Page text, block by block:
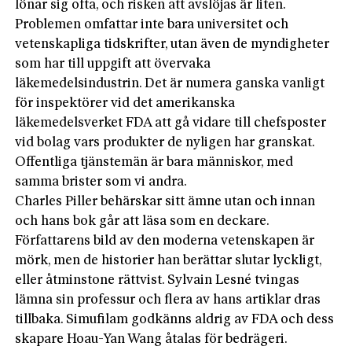
lönar sig ofta, och risken att avslöjas är liten.
Problemen omfattar inte bara universitet och
vetenskapliga tidskrifter, utan även de myndigheter
som har till uppgift att övervaka
läkemedelsindustrin. Det är numera ganska vanligt
för inspektörer vid det amerikanska
läkemedelsverket FDA att gå vidare till chefsposter
vid bolag vars produkter de nyligen har granskat.
Offentliga tjänstemän är bara människor, med
samma brister som vi andra.
Charles Piller behärskar sitt ämne utan och innan
och hans bok går att läsa som en deckare.
Författarens bild av den moderna vetenskapen är
mörk, men de ­historier han berättar slutar lyckligt,
eller åtminstone rättvist. Sylvain Lesné tvingas
lämna sin professur och flera av hans artiklar dras
tillbaka. Simufilam godkänns ­aldrig av FDA och dess
skapare Hoau-Yan Wang åtalas för bedrägeri.